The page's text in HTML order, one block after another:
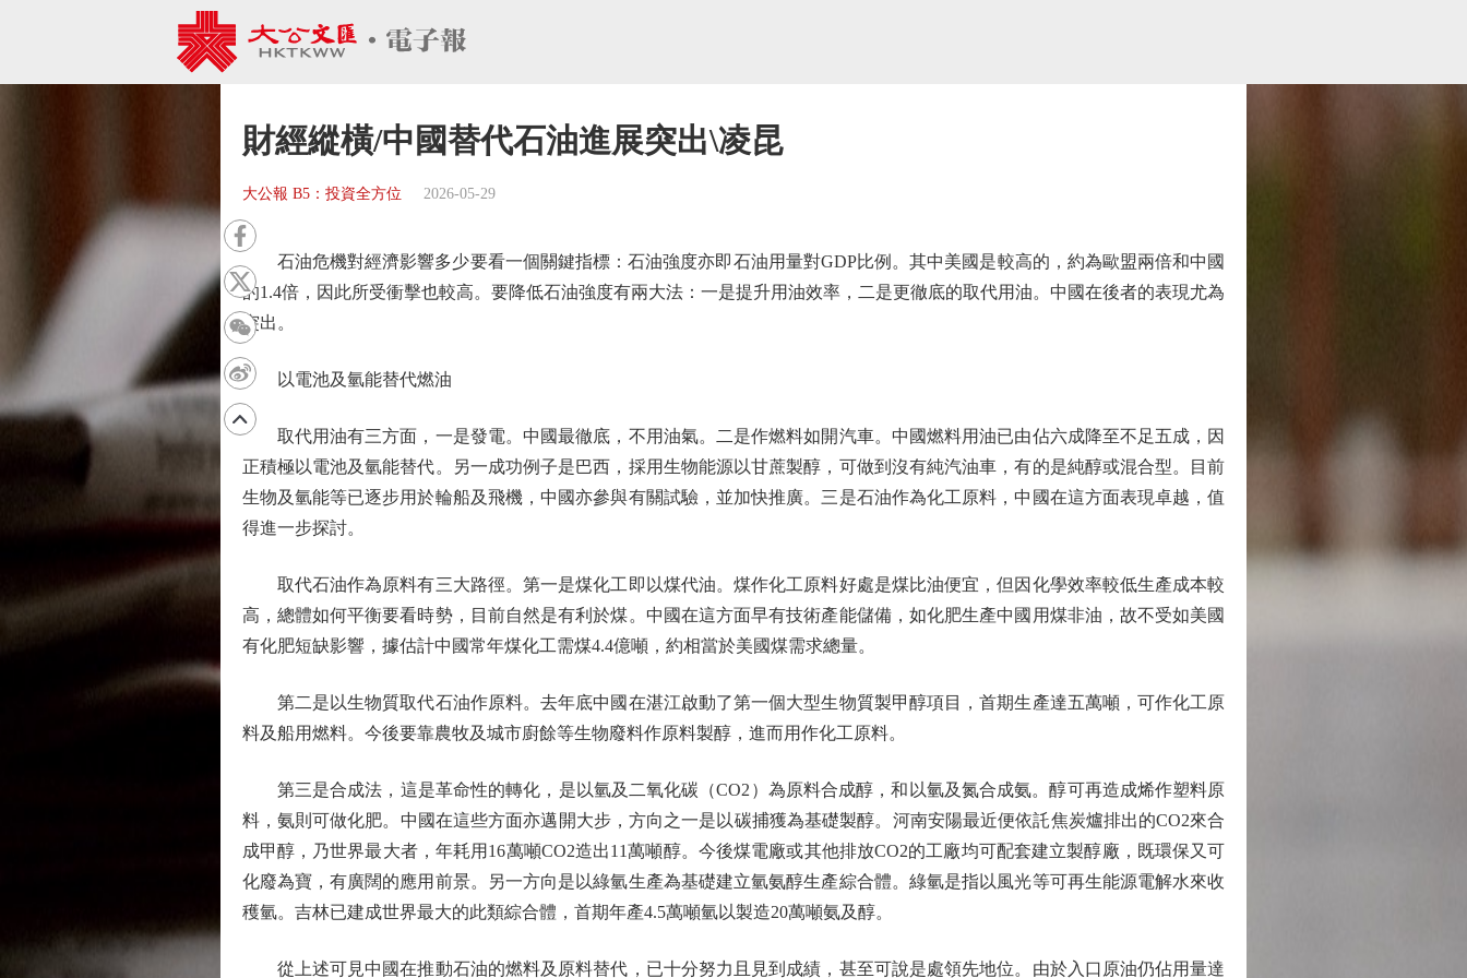
財經縱橫/中國替代石油進展突出\凌昆
大公報 B5：投資全方位 2026-05-29
石油危機對經濟影響多少要看一個關鍵指標：石油強度亦即石油用量對GDP比例。其中美國是較高的，約為歐盟兩倍和中國
的1.4倍，因此所受衝擊也較高。要降低石油強度有兩大法：一是提升用油效率，二是更徹底的取代用油。中國在後者的表現尤為
突出。
以電池及氫能替代燃油
取代用油有三方面，一是發電。中國最徹底，不用油氣。二是作燃料如開汽車。中國燃料用油已由佔六成降至不足五成，因
正積極以電池及氫能替代。另一成功例子是巴西，採用生物能源以甘蔗製醇，可做到沒有純汽油車，有的是純醇或混合型。目前
生物及氫能等已逐步用於輪船及飛機，中國亦參與有關試驗，並加快推廣。三是石油作為化工原料，中國在這方面表現卓越，值
得進一步探討。
取代石油作為原料有三大路徑。第一是煤化工即以煤代油。煤作化工原料好處是煤比油便宜，但因化學效率較低生產成本較
高，總體如何平衡要看時勢，目前自然是有利於煤。中國在這方面早有技術產能儲備，如化肥生產中國用煤非油，故不受如美國
有化肥短缺影響，據估計中國常年煤化工需煤4.4億噸，約相當於美國煤需求總量。
第二是以生物質取代石油作原料。去年底中國在湛江啟動了第一個大型生物質製甲醇項目，首期生產達五萬噸，可作化工原
料及船用燃料。今後要靠農牧及城市廚餘等生物廢料作原料製醇，進而用作化工原料。
第三是合成法，這是革命性的轉化，是以氫及二氧化碳（CO2）為原料合成醇，和以氫及氮合成氨。醇可再造成烯作塑料原
料，氨則可做化肥。中國在這些方面亦邁開大步，方向之一是以碳捕獲為基礎製醇。河南安陽最近便依託焦炭爐排出的CO2來合
成甲醇，乃世界最大者，年耗用16萬噸CO2造出11萬噸醇。今後煤電廠或其他排放CO2的工廠均可配套建立製醇廠，既環保又可
化廢為寶，有廣闊的應用前景。另一方向是以綠氫生產為基礎建立氫氨醇生產綜合體。綠氫是指以風光等可再生能源電解水來收
穫氫。吉林已建成世界最大的此類綜合體，首期年產4.5萬噸氫以製造20萬噸氨及醇。
從上述可見中國在推動石油的燃料及原料替代，已十分努力且見到成績，甚至可說是處領先地位。由於入口原油仍佔用量達